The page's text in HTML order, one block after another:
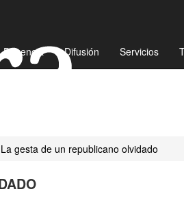
Docencia Difusión Servicios
Mapa de sitio
gesta de un republicano olvidado